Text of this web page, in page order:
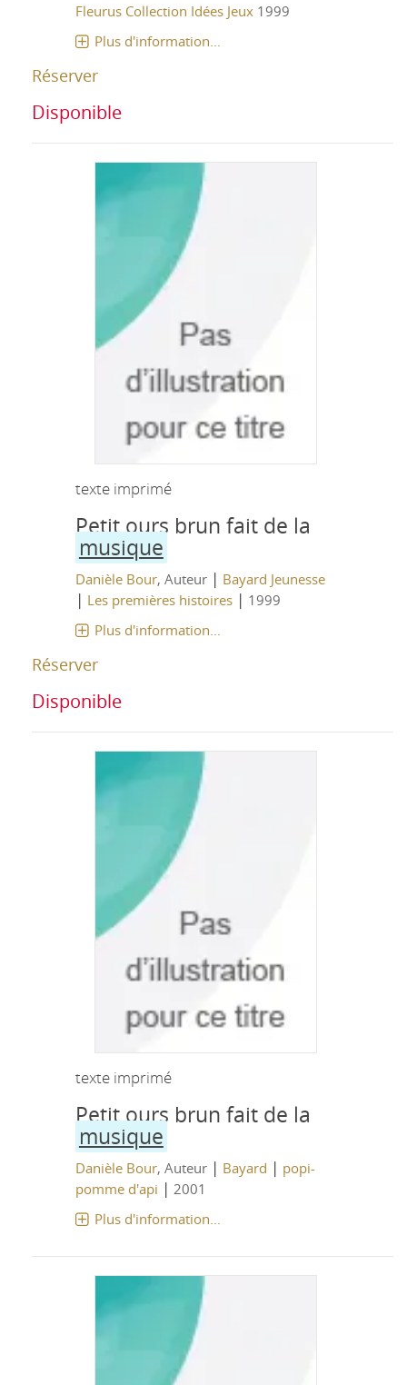
Fleurus Collection Idées Jeux 1999
Plus d'information...
Réserver
Disponible
texte imprimé
Petit ours brun fait de la
musique
Danièle Bour, Auteur | Bayard Jeunesse
| Les premières histoires| 1999
Plus d'information...
Réserver
Disponible
texte imprimé
Petit ours brun fait de la
musique
Danièle Bour, Auteur | Bayard | popi-
pomme d'api | 2001
Plus d'information...